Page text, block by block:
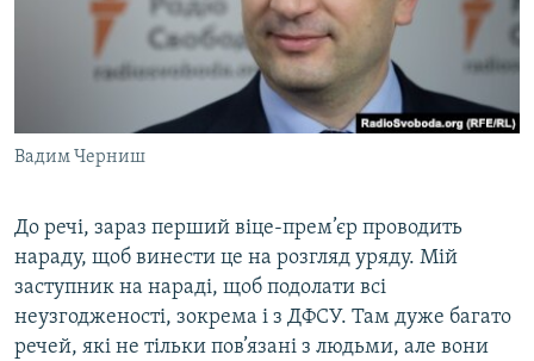
Вадим Черниш
До речі, зараз перший віце-прем’єр проводить
нараду, щоб винести це на розгляд уряду. Мій
заступник на нараді, щоб подолати всі
неузгодженості, зокрема і з ДФСУ. Там дуже багато
речей, які не тільки пов’язані з людьми, але вони